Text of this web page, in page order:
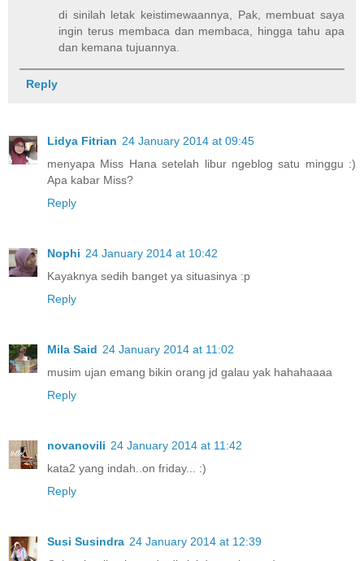
di sinilah letak keistimewaannya, Pak, membuat saya
ingin terus membaca dan membaca, hingga tahu apa
dan kemana tujuannya.
Reply
Lidya Fitrian 24 January 2014 at 09:45
menyapa Miss Hana setelah libur ngeblog satu minggu :)
Apa kabar Miss?
Reply
Nophi 24 January 2014 at 10:42
Kayaknya sedih banget ya situasinya :p
Reply
Mila Said 24 January 2014 at 11:02
musim ujan emang bikin orang jd galau yak hahahaaaa
Reply
novanovili 24 January 2014 at 11:42
kata2 yang indah..on friday... :)
Reply
Susi Susindra 24 January 2014 at 12:39